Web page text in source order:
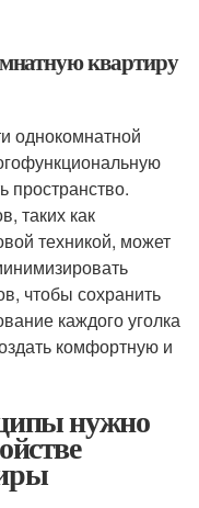
квартиру
однокомнатной
пространство.
таких как
техникой, может
чтобы сохранить
каждого уголка
комфортную и
нужно